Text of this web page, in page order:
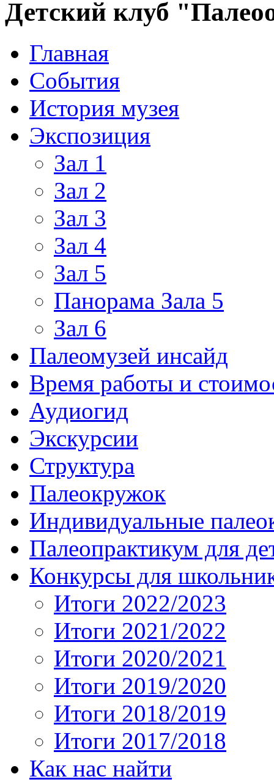
Детский клуб
Главная
События
История музея
Экспозиция
Зал 1
Зал 2
Зал 3
Зал 4
Зал 5
Панорама Зала 5
Зал 6
Палеомузей инсайд
Время работы и
Аудиогид
Экскурсии
Структура
Палеокружок
Индивидуальные
Палеопрактикум для
Конкурсы для
Итоги 2022/2023
Итоги 2021/2022
Итоги 2020/2021
Итоги 2019/2020
Итоги 2018/2019
Итоги 2017/2018
Как нас найти